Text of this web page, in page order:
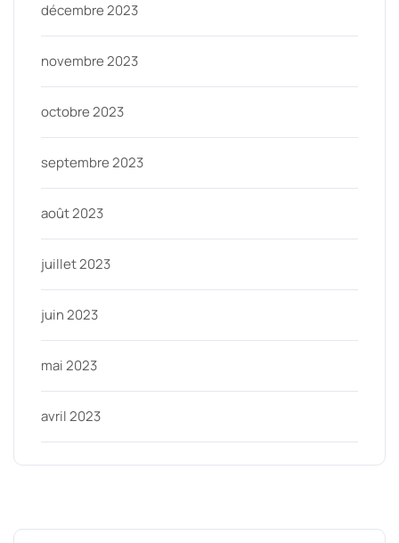
décembre 2023
novembre 2023
octobre 2023
septembre 2023
août 2023
juillet 2023
juin 2023
mai 2023
avril 2023